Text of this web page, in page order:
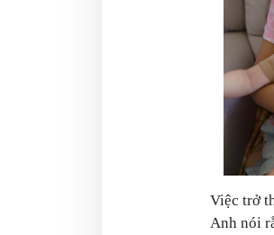
Việc trở
Anh nói